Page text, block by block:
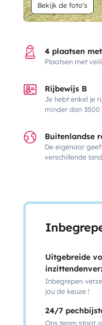
Bekijk de foto's
4 plaatsen
Plaatsen met
Rijbewijs B
Je hebt enkel je
minder dan
Buitenlandse
De eigenaar
verschillende
Uitgebreide
Inbegrepen
jou de keuze !
24/7
Ons team staat